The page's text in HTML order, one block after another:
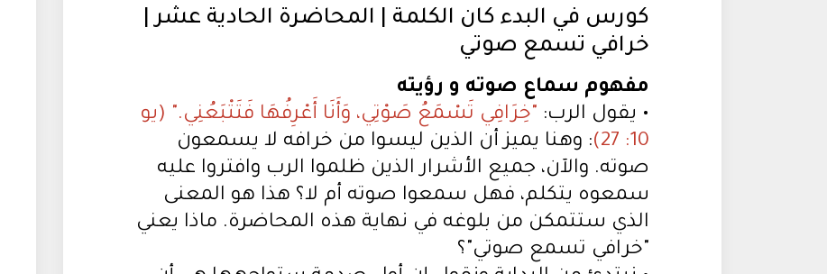
كورس في البدء كان الكلمة | المحاضرة الحادية عشر |
خرافي تسمع صوتي
مفهوم سماع صوته و رؤيته
• يقول الرب: "خِرَافِي تَسْمَعُ صَوْتِي، وَأَنَا أَعْرِفُهَا فَتَتْبَعُنِي." (يو
10: 27)
: وهنا يميز أن الذين ليسوا من خرافه لا يسمعون
صوته. والآن، جميع الأشرار الذين ظلموا الرب وافتروا عليه
سمعوه يتكلم، فهل سمعوا صوته أم لا؟ هذا هو المعنى
الذي ستتمكن من بلوغه في نهاية هذه المحاضرة. ماذا يعني
"خرافي تسمع صوتي"؟